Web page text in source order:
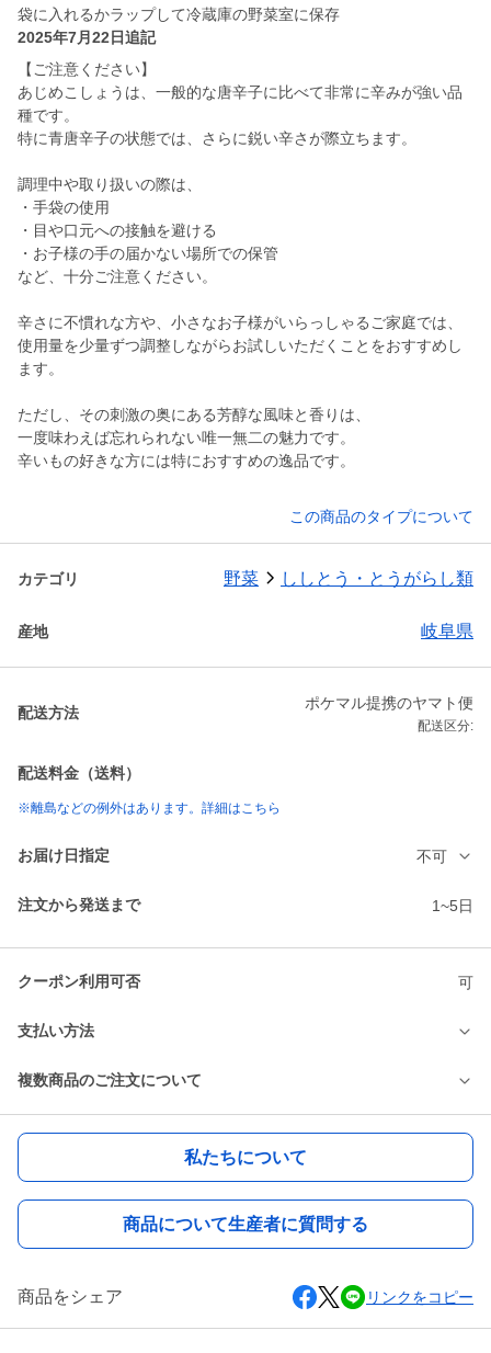
袋に入れるかラップして冷蔵庫の野菜室に保存
2025年7月22日追記
【ご注意ください】
あじめこしょうは、一般的な唐辛子に比べて非常に辛みが強い品
種です。
特に青唐辛子の状態では、さらに鋭い辛さが際立ちます。
調理中や取り扱いの際は、
・手袋の使用
・目や口元への接触を避ける
・お子様の手の届かない場所での保管
など、十分ご注意ください。
辛さに不慣れな方や、小さなお子様がいらっしゃるご家庭では、
使用量を少量ずつ調整しながらお試しいただくことをおすすめし
ます。
ただし、その刺激の奥にある芳醇な風味と香りは、
一度味わえば忘れられない唯一無二の魅力です。
辛いもの好きな方には特におすすめの逸品です。
この商品のタイプについて
カテゴリ 野菜 ししとう・とうがらし類
産地 岐阜県
配送方法
ポケマル提携のヤマト便
配送区分:
配送料金（送料）
※離島などの例外はあります。詳細はこちら
お届け日指定 不可
注文から発送まで 1~5日
クーポン利用可否 可
支払い方法
複数商品のご注文について
私たちについて
商品について生産者に質問する
商品をシェア リンクをコピー